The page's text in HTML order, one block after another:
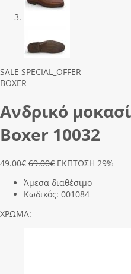
Previous
Next
SALE SPECIAL_OFFER
BOXER
Ανδρικό
Boxer 10032
49.00€ 69.00€ ΕΚΠΤΩΣΗ 29%
Άμεσα διαθέσιμο
Κωδικός: 001084
ΧΡΩΜΑ: